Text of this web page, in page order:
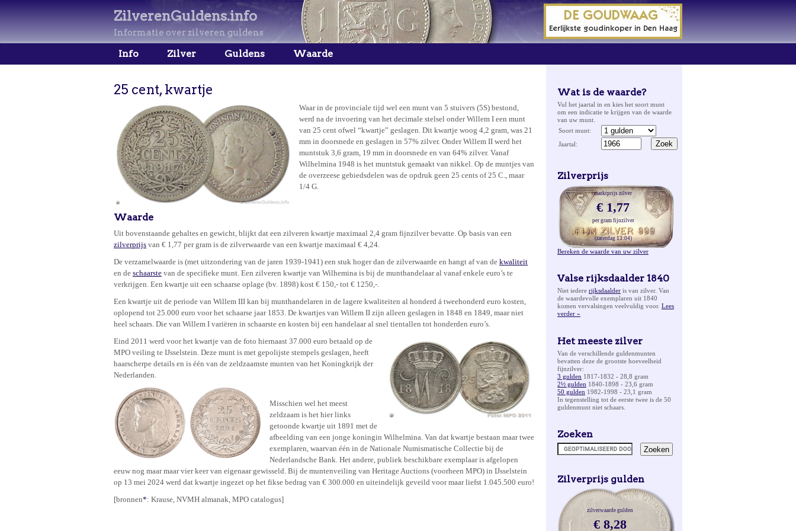
ZilverenGuldens.info
Informatie over zilveren guldens
Info Zilver Guldens Waarde
25 cent, kwartje
Waar in de provinciale tijd wel een munt van 5 stuivers (5S) bestond,
werd na de invoering van het decimale stelsel onder Willem I een munt
van 25 cent ofwel “kwartje” geslagen. Dit kwartje woog 4,2 gram, was 21
mm in doorsnede en geslagen in 57% zilver. Onder Willem II werd het
muntstuk 3,6 gram, 19 mm in doorsnede en van 64% zilver. Vanaf
Wilhelmina 1948 is het muntstuk gemaakt van nikkel. Op de muntjes van
de overzeese gebiedsdelen was de opdruk geen 25 cents of 25 C., maar
1/4 G.
Waarde
Uit bovenstaande gehaltes en gewicht, blijkt dat een zilveren kwartje maximaal 2,4 gram fijnzilver bevatte. Op basis van een
zilverprijs van € 1,77 per gram is de zilverwaarde van een kwartje maximaal € 4,24.
De verzamelwaarde is (met uitzondering van de jaren 1939-1941) een stuk hoger dan de zilverwaarde en hangt af van de kwaliteit
en de schaarste van de specifieke munt. Een zilveren kwartje van Wilhemina is bij de munthandelaar al vanaf enkele euro’s te
verkrijgen. Een kwartje uit een schaarse oplage (bv. 1898) kost € 150,- tot € 1250,-.
Een kwartje uit de periode van Willem III kan bij munthandelaren in de lagere kwaliteiten al honderd á tweehonderd euro kosten,
oplopend tot 25.000 euro voor het schaarse jaar 1853. De kwartjes van Willem II zijn alleen geslagen in 1848 en 1849, maar niet
heel schaars. Die van Willem I variëren in schaarste en kosten bij een handelaar al snel tientallen tot honderden euro’s.
Eind 2011 werd voor het kwartje van de foto hiernaast 37.000 euro betaald op de
MPO veiling te IJsselstein. Deze munt is met gepolijste stempels geslagen, heeft
haarscherpe details en is één van de zeldzaamste munten van het Koningkrijk der
Nederlanden.
Misschien wel het meest
zeldzaam is het hier links
getoonde kwartje uit 1891 met de
afbeelding van een jonge koningin Wilhelmina. Van dat kwartje bestaan maar twee
exemplaren, waarvan één in de Nationale Numismatische Collectie bij de
Nederlandsche Bank. Het andere, publiek beschikbare exemplaar is afgelopen
eeuw nog maar maar vier keer van eigenaar gewisseld. Bij de muntenveiling van Heritage Auctions (voorheen MPO) in IJsselstein
op 13 mei 2024 werd dat kwartje ingezet op het fikse bedrag van € 300.000 en uiteindelijk geveild voor maar liefst 1.045.500 euro!
[bronnen*: Krause, NVMH almanak, MPO catalogus]
Wat is de waarde?
Vul het jaartal in en kies het soort munt
om een indicatie te krijgen van de waarde
van uw munt.
Soort munt:
Jaartal:
Zilverprijs
marktprijs zilver
€ 1,77
per gram fijnzilver
(zaterdag 13:04)
Bereken de waarde van uw zilver
Valse rijksdaalder 1840
Niet iedere rijksdaalder is van zilver. Van
de waardevolle exemplaren uit 1840
komen vervalsingen veelvuldig voor. Lees
verder »
Het meeste zilver
Van de verschillende guldenmunten
bevatten deze de grootste hoeveelheid
fijnzilver:
3 gulden 1817-1832 - 28,8 gram
2½ gulden 1840-1898 - 23,6 gram
50 gulden 1982-1998 - 23,1 gram
In tegenstelling tot de eerste twee is de 50
guldenmunt niet schaars.
Zoeken
Zilverprijs gulden
zilverwaarde gulden
€ 8,28